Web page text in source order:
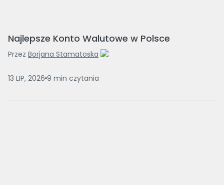
Najlepsze Konto Walutowe w Polsce
Przez Borjana Stamatoska
13 LIP, 2026 9 min czytania